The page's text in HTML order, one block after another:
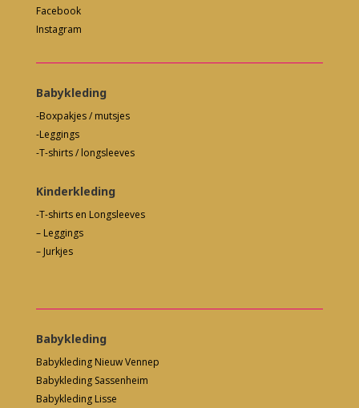
Facebook
Instagram
Babykleding
-Boxpakjes / mutsjes
-Leggings
-T-shirts / longsleeves
Kinderkleding
-T-shirts en Longsleeves
– Leggings
– Jurkjes
Babykleding
Babykleding Nieuw Vennep
Babykleding Sassenheim
Babykleding Lisse